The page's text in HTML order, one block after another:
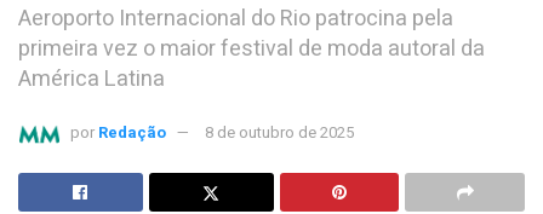
Aeroporto Internacional do Rio patrocina pela
primeira vez o maior festival de moda autoral da
América Latina
por Redação 8 de outubro de 2025